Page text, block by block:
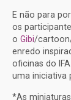
E não para
os
o Gibi/
enredo
oficinas do
uma iniciativa
*As